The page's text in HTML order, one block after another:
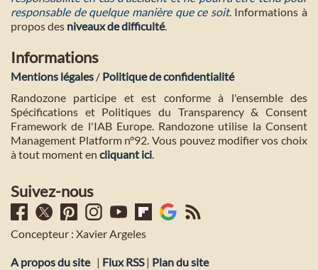
responsable de quelque manière que ce soit. Informations à
propos des niveaux de difficulté.
Informations
Mentions légales / Politique de confidentialité
Randozone participe et est conforme à l'ensemble des
Spécifications et Politiques du Transparency & Consent
Framework de l'IAB Europe. Randozone utilise la Consent
Management Platform n°92. Vous pouvez modifier vos choix
à tout moment en cliquant ici.
Suivez-nous
Concepteur : Xavier Argeles
A propos du site | Flux RSS| Plan du site